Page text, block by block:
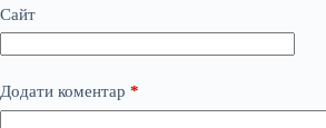
Сайт
Додати коментар *